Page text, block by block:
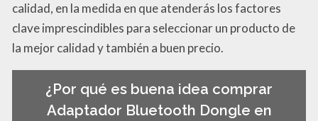
calidad, en la medida en que atenderás los factores
clave imprescindibles para seleccionar un producto de
la mejor calidad y también a buen precio.
¿Por qué es buena idea comprar
Adaptador Bluetooth Dongle en